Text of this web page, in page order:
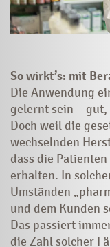
So wirkt’s: mit
Die Anwendung
gelernt sein –
Doch weil die
wechselnden
dass die
erhalten. In
Umständen
und dem Kunden
Das passiert
die Zahl solcher